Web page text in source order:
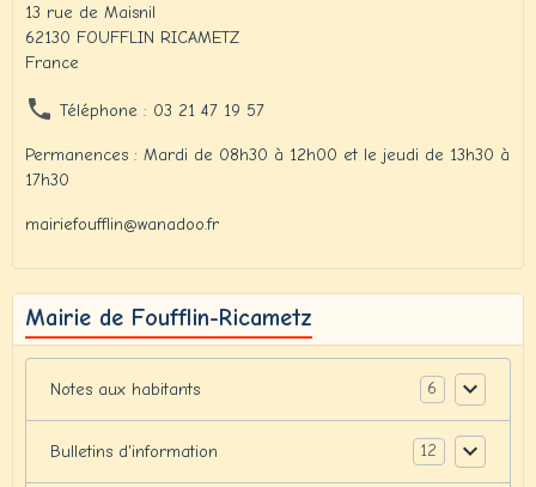
13 rue de Maisnil
62130 FOUFFLIN RICAMETZ
France
Téléphone : 03 21 47 19 57
Permanences : Mardi de 08h30 à 12h00 et le jeudi de 13h30 à
17h30
mairiefoufflin@wanadoo.fr
Mairie de Foufflin-Ricametz
Notes aux habitants 6
Bulletins d'information 12